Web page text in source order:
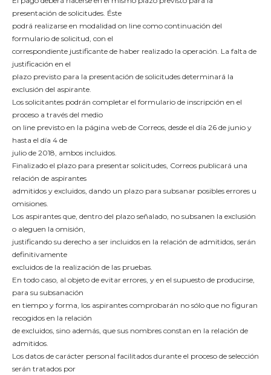
presentación de solicitudes. Éste
podrá realizarse en modalidad on line como continuación del
formulario de solicitud, con el
correspondiente justificante de haber realizado la operación. La falta de
justificación en el
plazo previsto para la presentación de solicitudes determinará la
exclusión del aspirante.
Los solicitantes podrán completar el formulario de inscripción en el
proceso a través del medio
on line previsto en la página web de Correos, desde el día 26 de junio y
hasta el día 4 de
julio de 2018, ambos incluidos.
Finalizado el plazo para presentar solicitudes, Correos publicará una
relación de aspirantes
admitidos y excluidos, dando un plazo para subsanar posibles errores u
omisiones.
Los aspirantes que, dentro del plazo señalado, no subsanen la exclusión
o aleguen la omisión,
justificando su derecho a ser incluidos en la relación de admitidos, serán
definitivamente
excluidos de la realización de las pruebas.
En todo caso, al objeto de evitar errores, y en el supuesto de producirse,
para su subsanación
en tiempo y forma, los aspirantes comprobarán no sólo que no figuran
recogidos en la relación
de excluidos, sino además, que sus nombres constan en la relación de
admitidos.
Los datos de carácter personal facilitados durante el proceso de selección
serán tratados por